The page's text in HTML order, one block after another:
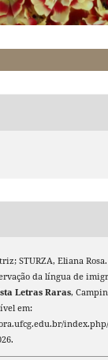
STURZA, Eliana
da língua de
Letras Raras,
em: